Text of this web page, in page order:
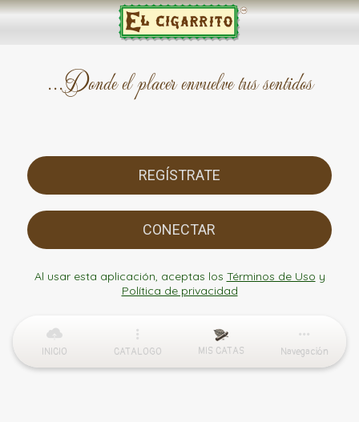
...Donde el placer envuelve tus sentidos
REGÍSTRATE
CONECTAR
Al usar esta aplicación, aceptas los Términos de Uso y
Política de privacidad
INICIO CATALOGO MIS CATAS Navegación